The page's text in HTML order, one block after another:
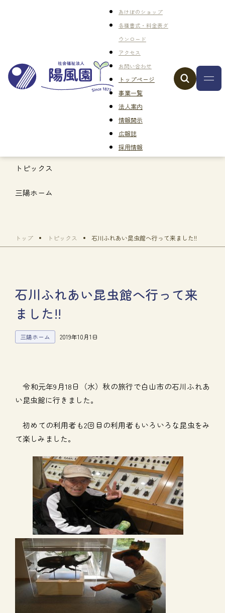
あけぼのショップ
各種書式・料金表ダ
ウンロード
アクセス
お問い合わせ
トップページ
事業一覧
法人案内
情報開示
広報誌
採用情報
トピックス
三陽ホーム
トップ トピックス 石川ふれあい昆虫館へ行って来ました!!
石川ふれあい昆虫館へ行って来
ました!!
三陽ホーム 2019年10月1日
令和元年9月18日（水）秋の旅行で白山市の石川ふれあ
い昆虫館に行きました。
初めての利用者も2回目の利用者もいろいろな昆虫をみ
て楽しみました。